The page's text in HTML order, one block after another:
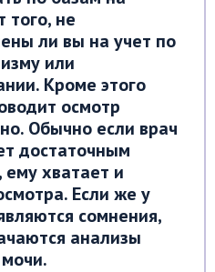
того, не
ли вы на учет по
или
Кроме этого
осмотр
Обычно если врач
достаточным
хватает и
Если же у
сомнения,
анализы